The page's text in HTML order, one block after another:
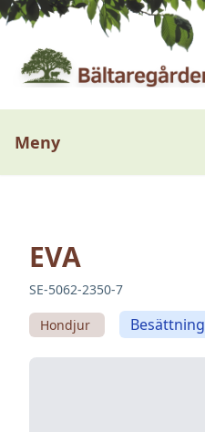
Meny
EVA
SE-5062-2350-7
Hondjur Besättning